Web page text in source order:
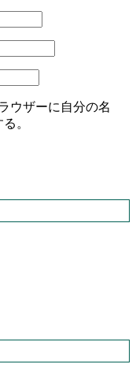
ウザーに自分の名
。